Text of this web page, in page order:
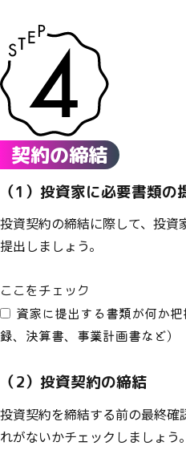
契約の締結
（1）投資家に必要書類の
投資契約の締結に際して、投資
提出しましょう。
ここをチェック
資家に提出する書類が何か
録、決算書、事業計画書など）
（2）投資契約の締結
投資契約を締結する前の最終確
れがないかチェックしましょう。